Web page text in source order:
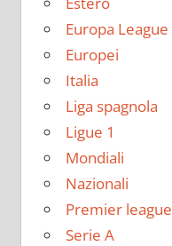
Europa League
Europei
Italia
Liga spagnola
Ligue 1
Mondiali
Nazionali
Premier league
Serie A